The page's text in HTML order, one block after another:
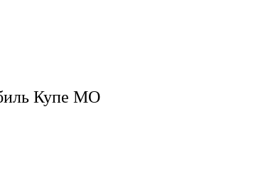
Купе МО